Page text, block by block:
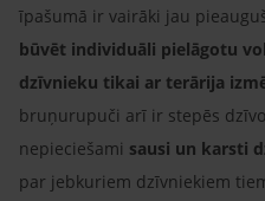
īpašumā ir vairāki jau
būvēt individuāli pielāgotu
dzīvnieku tikai ar terārija
bruņurupuči arī ir stepēs
nepieciešami sausi un karsti
par jebkuriem dzīvniekiem